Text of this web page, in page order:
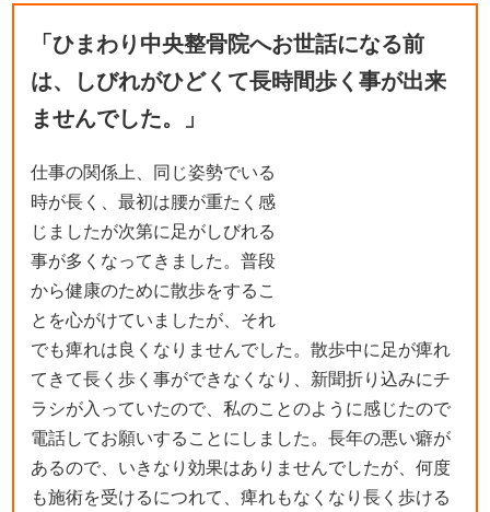
「ひまわり中央整骨院へお世話になる前
は、しびれがひどくて長時間歩く事が出来
ませんでした。」
仕事の関係上、同じ姿勢でいる
時が長く、最初は腰が重たく感
じましたが次第に足がしびれる
事が多くなってきました。普段
から健康のために散歩をするこ
とを心がけていましたが、それ
でも痺れは良くなりませんでした。散歩中に足が痺れ
てきて長く歩く事ができなくなり、新聞折り込みにチ
ラシが入っていたので、私のことのように感じたので
電話してお願いすることにしました。長年の悪い癖が
あるので、いきなり効果はありませんでしたが、何度
も施術を受けるにつれて、痺れもなくなり長く歩ける